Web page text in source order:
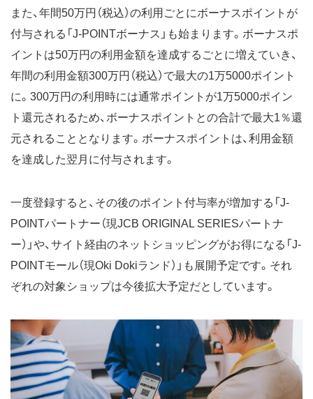
また、年間50万円（税込）の利用ごとにボーナスポイントが
付与される「J-POINTボーナス」も始まります。ボーナスポ
イントは50万円の利用金額を達成するごとに増えていき、
年間の利用金額300万円（税込）で最大の1万5000ポイント
に。300万円の利用時には通常ポイントが1万5000ポイン
ト還元されるため、ボーナスポイントとの合計で最大1％還
元されることとなります。ボーナスポイントは、利用金額
を達成した翌月に付与されます。
一度登録すると、その後のポイント付与率が増加する「J-
POINTパートナー（現JCB ORIGINAL SERIESパートナ
ー）」や、サイト経由のネットショッピングがお得になる「J-
POINTモール（現Oki Dokiランド）」も展開予定です。それ
ぞれの対象ショップは今後拡大予定だとしています。